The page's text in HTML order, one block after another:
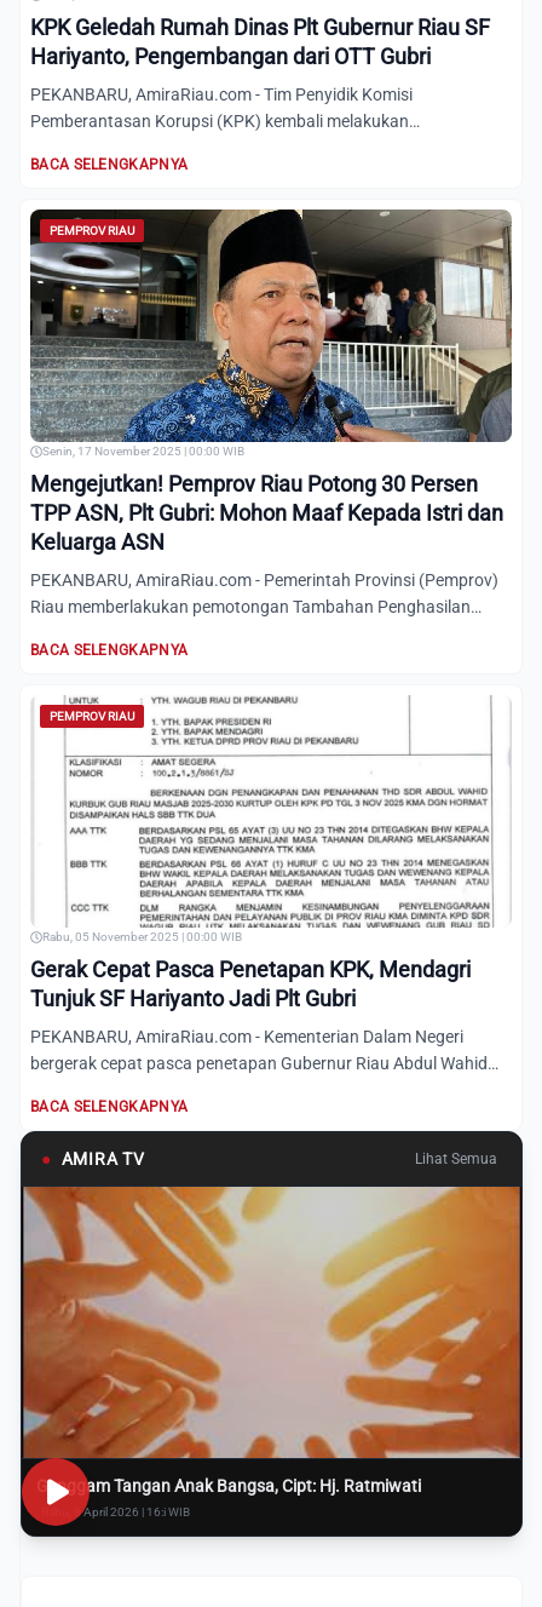
KPK Geledah Rumah Dinas Plt Gubernur Riau SF
Hariyanto, Pengembangan dari OTT Gubri
PEKANBARU, AmiraRiau.com - Tim Penyidik Komisi
Pemberantasan Korupsi (KPK) kembali melakukan
BACA SELENGKAPNYA
PEMPROV RIAU
Senin, 17 November 2025 | 00:00 WIB
Mengejutkan! Pemprov Riau Potong 30 Persen
TPP ASN, Plt Gubri: Mohon Maaf Kepada Istri dan
Keluarga ASN
PEKANBARU, AmiraRiau.com - Pemerintah Provinsi (Pemprov)
Riau memberlakukan pemotongan Tambahan Penghasilan
BACA SELENGKAPNYA
PEMPROV RIAU
Rabu, 05 November 2025 | 00:00 WIB
Gerak Cepat Pasca Penetapan KPK, Mendagri
Tunjuk SF Hariyanto Jadi Plt Gubri
PEKANBARU, AmiraRiau.com - Kementerian Dalam Negeri
bergerak cepat pasca penetapan Gubernur Riau Abdul Wahid
BACA SELENGKAPNYA
● AMIRA TV Lihat Semua
Genggam Tangan Anak Bangsa, Cipt: Hj. Ratmiwati
Rabu, 8 April 2026 | 16:i WIB